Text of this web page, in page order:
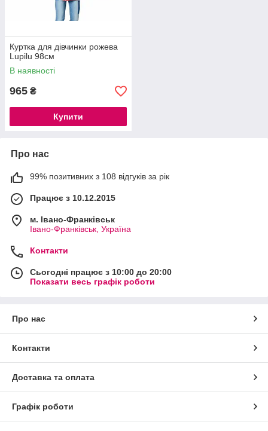
Куртка для дівчинки рожева
Lupilu 98см
В наявності
965 ₴
Купити
Про нас
99% позитивних з 108 відгуків за рік
Працює з 10.12.2015
м. Івано-Франківськ
Івано-Франківськ, Україна
Контакти
Сьогодні працює з 10:00 до 20:00
Показати весь графік роботи
Про нас
Контакти
Доставка та оплата
Графік роботи